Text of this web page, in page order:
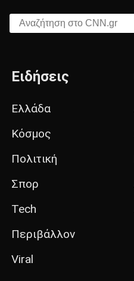
Αναζήτηση στο CNN.gr
Ειδήσεις
Ελλάδα
Κόσμος
Πολιτική
Σπορ
Tech
Περιβάλλον
Viral